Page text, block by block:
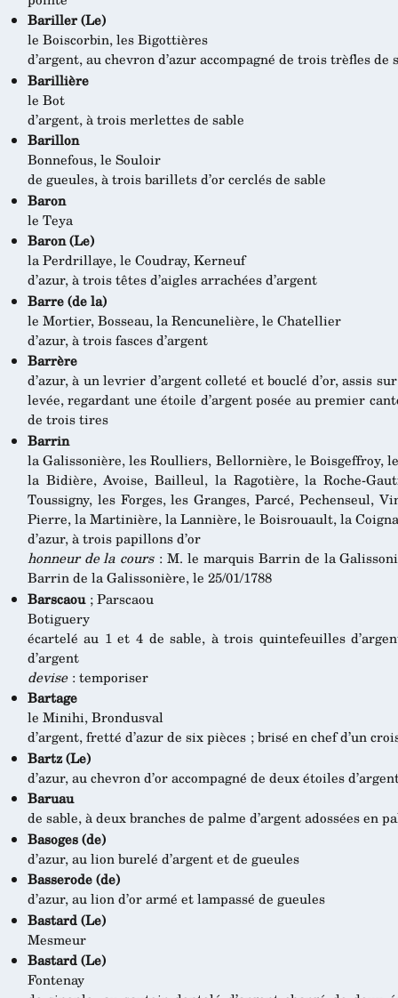
Bariller (Le)
le Boiscorbin, les Bigottières
d’argent, au chevron d’azur accompagné de trois trèfles de
Barillière
le Bot
d’argent, à trois merlettes de sable
Barillon
Bonnefous, le Souloir
de gueules, à trois barillets d’or cerclés de sable
Baron
le Teya
Baron (Le)
la Perdrillaye, le Coudray, Kerneuf
d’azur, à trois têtes d’aigles arrachées d’argent
Barre (de la)
le Mortier, Bosseau, la Rencunelière, le Chatellier
d’azur, à trois fasces d’argent
Barrère
d’azur, à un levrier d’argent colleté et bouclé d’or, assis
levée, regardant une étoile d’argent posée au premier
de trois tires
Barrin
la Galissonière, les Roulliers, Bellornière, le Boisgeffroy,
la Bidière, Avoise, Bailleul, la Ragotière, la Roche-
Toussigny, les Forges, les Granges, Parcé, Pechenseul,
Pierre, la Martinière, la Lannière, le Boisrouault, la
d’azur, à trois papillons d’or
honneur de la cours: M. le marquis Barrin de la
Barrin de la Galissonière, le 25/01/1788
Barscaou; Parscaou
Botiguery
écartelé au 1 et 4 de sable, à trois quintefeuilles
d’argent
devise: temporiser
Bartage
le Minihi, Brondusval
d’argent, fretté d’azur de six pièces ; brisé en chef d’un
Bartz (Le)
d’azur, au chevron d’or accompagné de deux étoiles
Baruau
de sable, à deux branches de palme d’argent adossées en
Basoges (de)
d’azur, au lion burelé d’argent et de gueules
Basserode (de)
d’azur, au lion d’or armé et lampassé de gueules
Bastard (Le)
Mesmeur
Bastard (Le)
Fontenay